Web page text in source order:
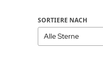
SORTIERE NACH